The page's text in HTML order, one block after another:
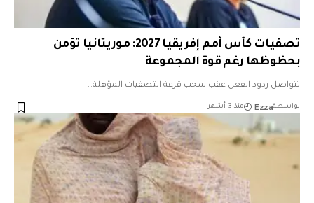
تصفيات كأس أمم إفريقيا 2027: موريتانيا تؤمن
بحظوظها رغم قوة المجموعة
تتواصل ردود الفعل عقب سحب قرعة التصفيات المؤهلة…
بواسطةEzza منذ 3 أشهر